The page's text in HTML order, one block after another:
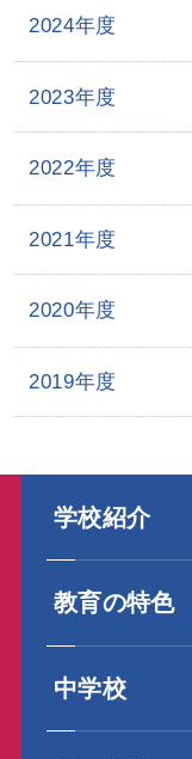
2024年度
2023年度
2022年度
2021年度
2020年度
2019年度
学校紹介
教育の特色
中学校